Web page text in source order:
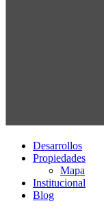
Desarrollos
Propiedades
Mapa
Institucional
Blog